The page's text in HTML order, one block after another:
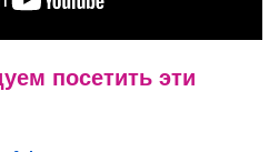
посетить эти